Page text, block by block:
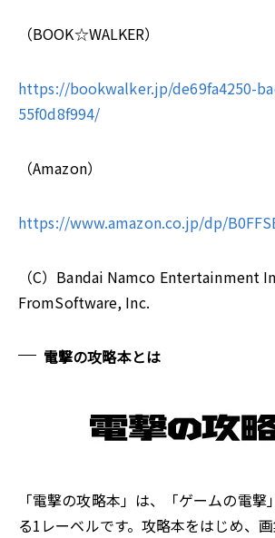
（BOOK☆WALKER）
https://bookwalker.jp/de69fa4250-
55f0d8f994/
（Amazon）
https://www.amazon.co.jp/dp/
（C）Bandai Namco Entertainment
FromSoftware, Inc.
電撃の攻略本とは
「電撃の攻略本」は、「ゲームの電撃
る1レーベルです。攻略本をはじめ、